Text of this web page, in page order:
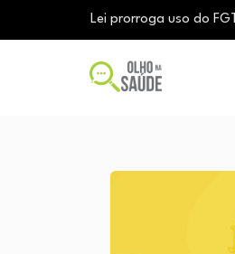
Lei prorroga uso do
Brasil registra alta
O Monte Tabor entrega
Aleitamento materno: